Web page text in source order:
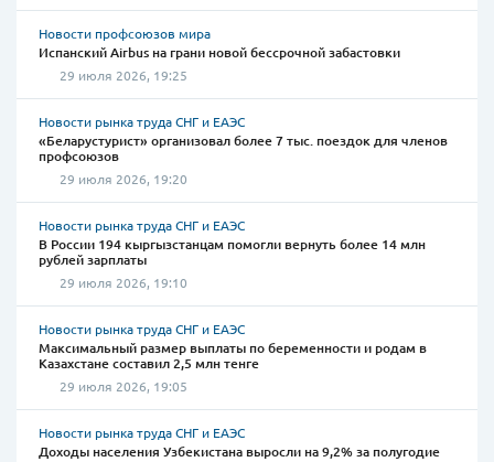
Новости профсоюзов мира
Испанский Airbus на грани новой бессрочной забастовки
29 июля 2026, 19:25
Новости рынка труда СНГ и ЕАЭС
«Беларустурист» организовал более 7 тыс. поездок для членов
профсоюзов
29 июля 2026, 19:20
Новости рынка труда СНГ и ЕАЭС
В России 194 кыргызстанцам помогли вернуть более 14 млн
рублей зарплаты
29 июля 2026, 19:10
Новости рынка труда СНГ и ЕАЭС
Максимальный размер выплаты по беременности и родам в
Казахстане составил 2,5 млн тенге
29 июля 2026, 19:05
Новости рынка труда СНГ и ЕАЭС
Доходы населения Узбекистана выросли на 9,2% за полугодие